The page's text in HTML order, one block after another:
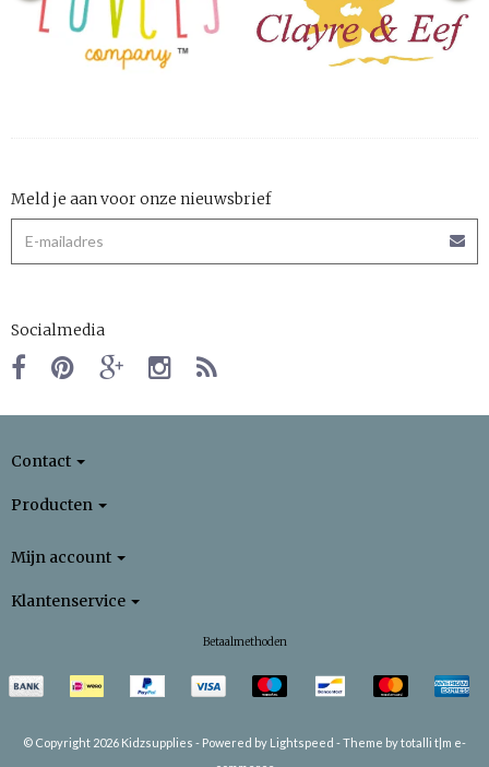
Meld je aan voor onze nieuwsbrief
Socialmedia
Contact
Producten
Mijn account
Klantenservice
Betaalmethoden
© Copyright 2026 Kidzsupplies - Powered by Lightspeed -Theme by totalli t|m e-